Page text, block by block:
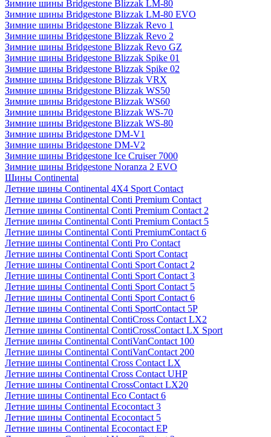
Зимние шины Bridgestone Blizzak LM-80
Зимние шины Bridgestone Blizzak LM-80 EVO
Зимние шины Bridgestone Blizzak Revo 1
Зимние шины Bridgestone Blizzak Revo 2
Зимние шины Bridgestone Blizzak Revo GZ
Зимние шины Bridgestone Blizzak Spike 01
Зимние шины Bridgestone Blizzak Spike 02
Зимние шины Bridgestone Blizzak VRX
Зимние шины Bridgestone Blizzak WS50
Зимние шины Bridgestone Blizzak WS60
Зимние шины Bridgestone Blizzak WS-70
Зимние шины Bridgestone Blizzak WS-80
Зимние шины Bridgestone DM-V1
Зимние шины Bridgestone DM-V2
Зимние шины Bridgestone Ice Cruiser 7000
Зимние шины Bridgestone Noranza 2 EVO
Шины Continental
Летние шины Continental 4X4 Sport Contact
Летние шины Continental Conti Premium Contact
Летние шины Continental Conti Premium Contact 2
Летние шины Continental Conti Premium Contact 5
Летние шины Continental Conti PremiumContact 6
Летние шины Continental Conti Pro Contact
Летние шины Continental Conti Sport Contact
Летние шины Continental Conti Sport Contact 2
Летние шины Continental Conti Sport Contact 3
Летние шины Continental Conti Sport Contact 5
Летние шины Continental Conti Sport Contact 6
Летние шины Continental Conti SportContact 5P
Летние шины Continental ContiCross Contact LX2
Летние шины Continental ContiCrossContact LX Sport
Летние шины Continental ContiVanContact 100
Летние шины Continental ContiVanContact 200
Летние шины Continental Cross Contact LX
Летние шины Continental Cross Contact UHP
Летние шины Continental CrossContact LX20
Летние шины Continental Eco Contact 6
Летние шины Continental Ecocontact 3
Летние шины Continental Ecocontact 5
Летние шины Continental Ecocontact EP